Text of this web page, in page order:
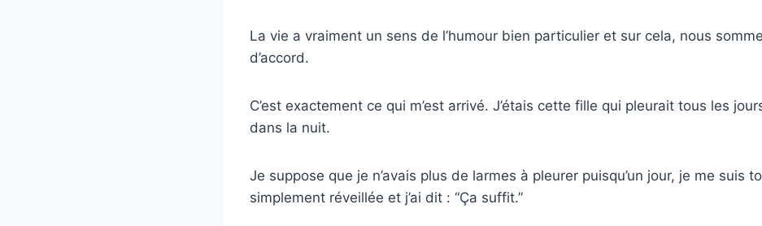
La vie a vraiment un sens de l’humour bien particulier et sur cela, nous
d’accord.
C’est exactement ce qui m’est arrivé. J’étais cette fille qui pleurait tous les
dans la nuit.
Je suppose que je n’avais plus de larmes à pleurer puisqu’un jour, je me suis
simplement réveillée et j’ai dit : “Ça suffit.”